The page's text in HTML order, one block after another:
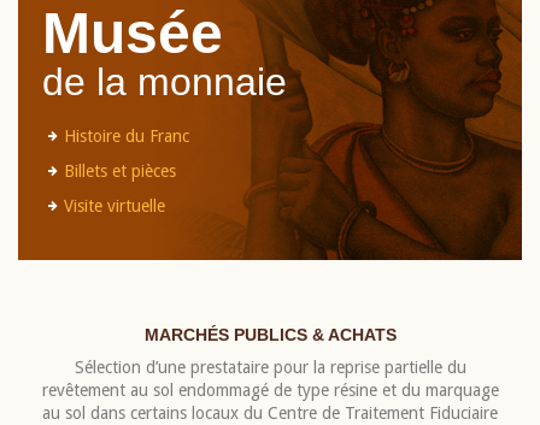
Musée
de la monnaie
Histoire du Franc
Billets et pièces
Visite virtuelle
MARCHÉS PUBLICS & ACHATS
Sélection d’une prestataire pour la reprise partielle du
revêtement au sol endommagé de type résine et du marquage
au sol dans certains locaux du Centre de Traitement Fiduciaire